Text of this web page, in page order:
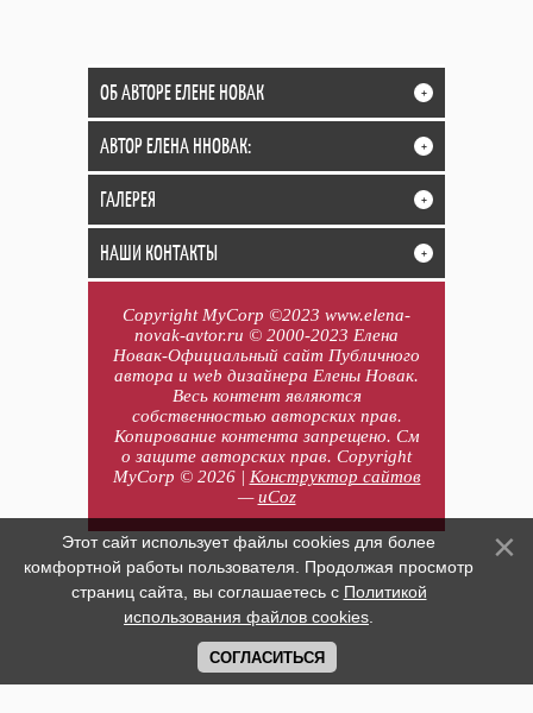
ОБ АВТОРЕ ЕЛЕНЕ НОВАК +
АВТОР ЕЛЕНА ННОВАК: +
ГАЛЕРЕЯ +
НАШИ КОНТАКТЫ +
Copyright MyCorp ©2023 www.elena-
novak-avtor.ru © 2000-2023 Елена
Новак-Официальный сайт Публичного
автора и web дизайнера Елены Новак.
Весь контент являются
собственностью авторских прав.
Копирование контента запрещено. См
о защите авторских прав. Copyright
MyCorp © 2026| Конструктор сайтов
—uCoz
Этот сайт использует файлы cookies для более
комфортной работы пользователя. Продолжая просмотр
страниц сайта, вы соглашаетесь с Политикой
использования файлов cookies
СОГЛАСИТЬСЯ